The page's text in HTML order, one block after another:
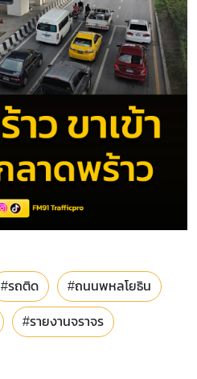
#รถติด #ถนนพหลโยธิน
#รายงานจราจร